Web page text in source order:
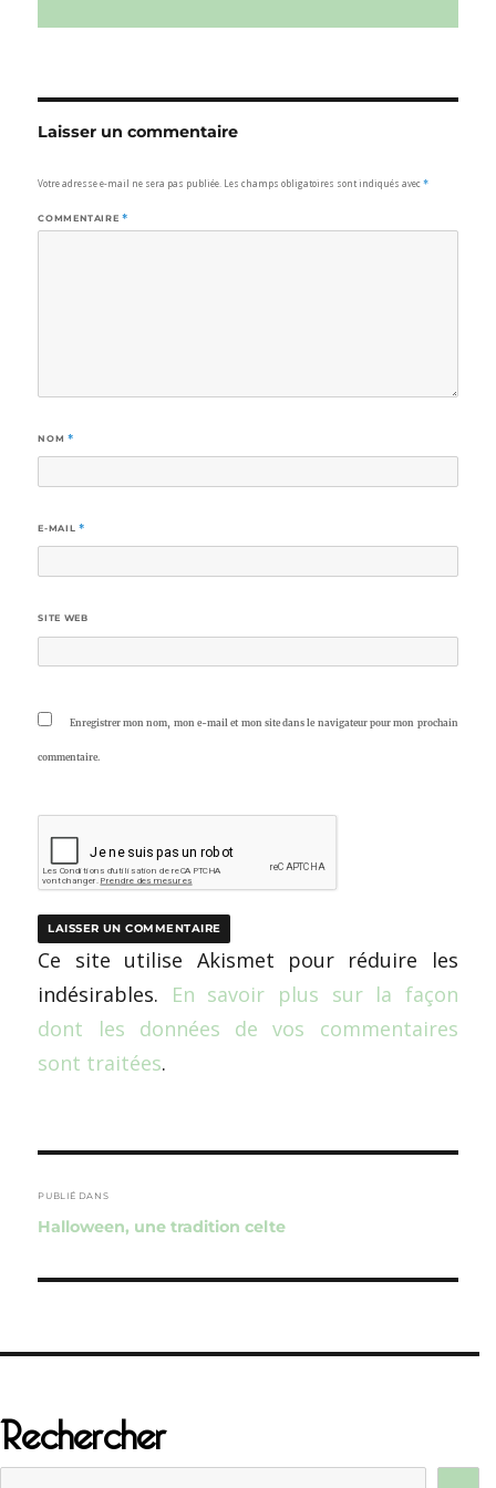
Laisser un commentaire
Votre adresse e-mail ne sera pas publiée. Les champs obligatoires sont indiqués avec*
COMMENTAIRE *
NOM *
E-MAIL *
SITE WEB
Enregistrer mon nom, mon e-mail et mon site dans le navigateur pour mon prochain
commentaire.
Ce site utilise Akismet pour réduire les
indésirables. En savoir plus sur la façon
dont les données de vos commentaires
sont traitées.
de
l’article
PUBLIÉ DANS
Halloween, une tradition celte
Rechercher